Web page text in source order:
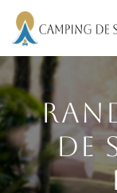
de
Panneau de